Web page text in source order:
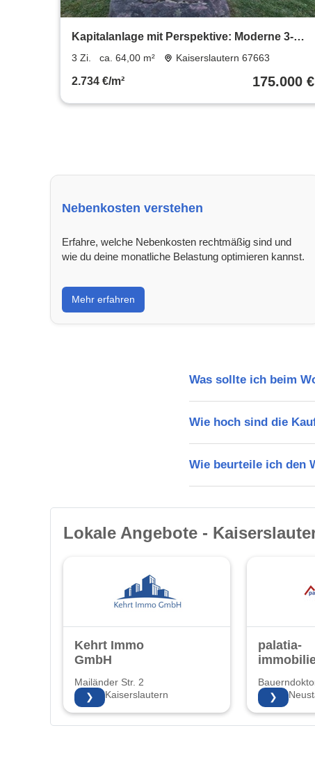
Kapitalanlage mit Perspektive: Moderne 3-
Zimmer-Wohnung mit Balkon – neu
3 Zi. ca. 64,00 m² Kaiserslautern 67663
2.734 €/m² 175.000 €
Nebenkosten verstehen
Erfahre, welche Nebenkosten rechtmäßig sind und
wie du deine monatliche Belastung optimieren kannst.
Mehr erfahren
Was sollte ich beim
Wie hoch sind die
Wie beurteile ich den
Lokale Angebote -
Kehrt Immo
GmbH
Mailänder Str. 2
67657 Kaiserslautern
❯
palatia-
67435
Weinstraße
❯